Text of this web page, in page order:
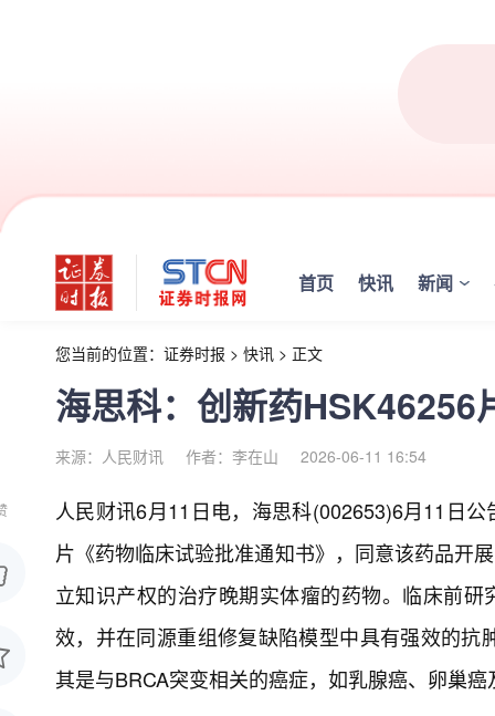
首页 快讯 新闻
您当前的位置： 证券时报 > 快讯 > 正文
海思科：创新药HSK46256
来源：人民财讯 作者：李在山 2026-06-11 16:54
人民财讯6月11日电， 海思科(002653)6月11日
片《药物临床试验批准通知书》，同意该药品开
立知识产权的治疗晚期实体瘤的药物。临床前
效，并在同源重组修复缺陷模型中具有强效的
其是与BRCA突变相关的癌症，如乳腺癌、卵巢